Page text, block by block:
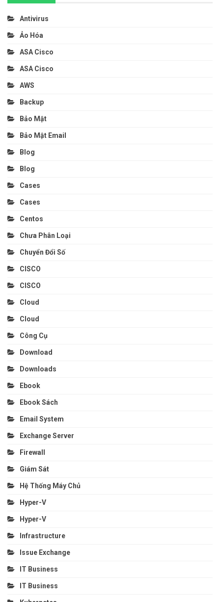
Antivirus
Ảo Hóa
ASA Cisco
ASA Cisco
AWS
Backup
Bảo Mật
Bảo Mật Email
Blog
Blog
Cases
Cases
Centos
Chưa Phân Loại
Chuyển Đổi Số
CISCO
CISCO
Cloud
Cloud
Công Cụ
Download
Downloads
Ebook
Ebook Sách
Email System
Exchange Server
Firewall
Giám Sát
Hệ Thống Máy Chủ
Hyper-V
Hyper-V
Infrastructure
Issue Exchange
IT Business
IT Business